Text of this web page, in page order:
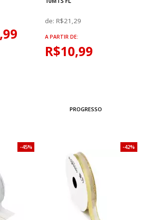
de: R$21,29
A PARTIR DE:
R$10,99
PROGRESSO
45% 42%